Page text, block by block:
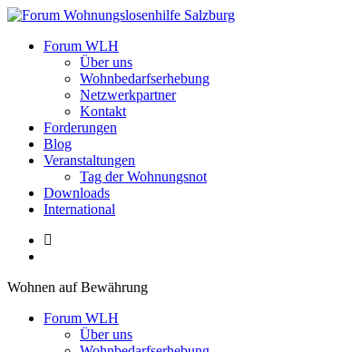
Zum
springen
Forum Wohnungslosenhilfe Salzburg
Forum WLH
Über uns
Wohnbedarfserhebung
Netzwerkpartner
Kontakt
Forderungen
Blog
Veranstaltungen
Tag der Wohnungsnot
Downloads
International
Wohnen auf Bewährung
Forum WLH
Über uns